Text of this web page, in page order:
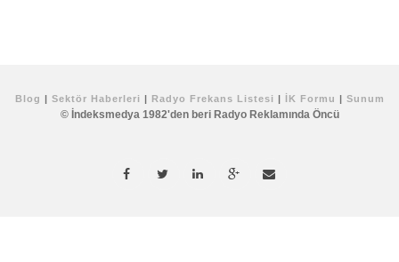
Blog | Sektör Haberleri | Radyo Frekans Listesi | İK Formu | Sunum
© İndeksmedya 1982'den beri Radyo Reklamında Öncü